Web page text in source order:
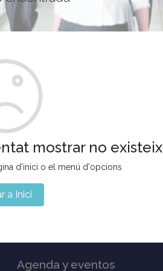
mostrar no existeix
d'inici o el menú d'opcions
a Inici
Agenda y eventos